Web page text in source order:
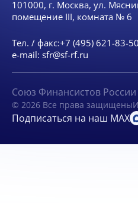
101000, г. Москва, ул.
помещение III, комната № 6
Тел. / факс:+7 (495) 621-83-50
e-mail: sfr@sf-rf.ru
Союз Финансистов России
© 2026 Все права защищены
Подписаться на наш MAX